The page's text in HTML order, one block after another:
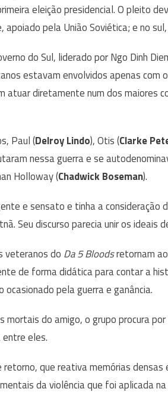
eleição presidencial. O pleito
apoiado pela União Soviética; e no
do Sul, liderado por Ngo Dinh
estavam envolvidos apenas com
atuar diretamente num dos maiores
Paul (Delroy Lindo), Otis (Clarke
nessa guerra e se
Holloway (Chadwick Boseman).
e sensato e tinha a consideração
Seu discurso parecia unir os ideais
veteranos do Da 5 Bloodsretornam
de forma didática para contar a
ocasionado pela guerra e ganância.
mortais do amigo, o grupo procura
eles.
que reativa memórias
da violência que foi aplicada